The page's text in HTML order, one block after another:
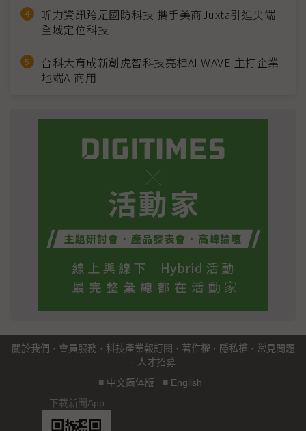
昕力資訊跨足國防科技 攜手美商Juxta引進尖端
全域定位科技
台科大育成新創虎智科技亮相AI WAVE 主打企業
地端AI商用
關於我們 · 會員服務 · 科技產業報訂閱 · 著作權 · 隱私權 · 常見問題
· 人才招募
■ 中文简体版 ■ English
下載新聞App